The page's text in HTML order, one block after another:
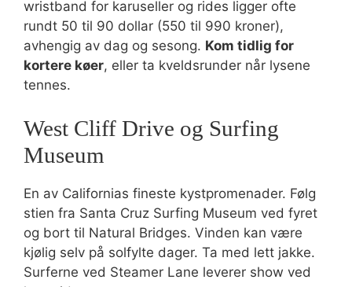
wristband for karuseller og rides ligger ofte
rundt 50 til 90 dollar (550 til 990 kroner),
avhengig av dag og sesong. Kom tidlig for
kortere køer, eller ta kveldsrunder når lysene
tennes.
West Cliff Drive og Surfing
Museum
En av Californias fineste kystpromenader. Følg
stien fra Santa Cruz Surfing Museum ved fyret
og bort til Natural Bridges. Vinden kan være
kjølig selv på solfylte dager. Ta med lett jakke.
Surferne ved Steamer Lane leverer show ved